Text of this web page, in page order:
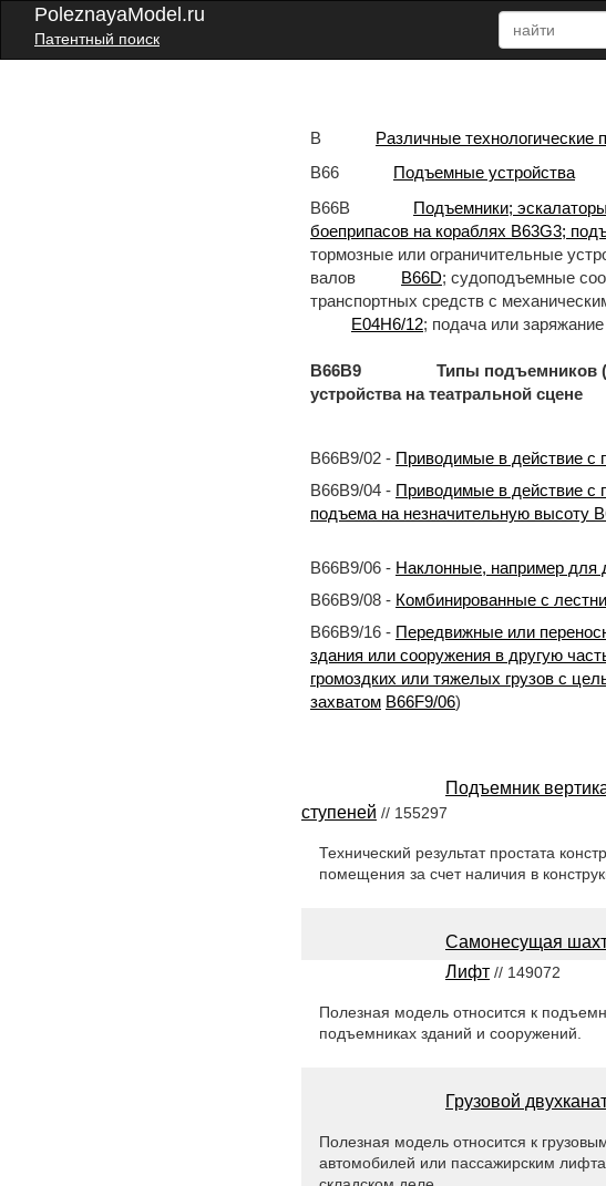
PoleznayaModel.ru
Патентный поиск
B Различные технологические
B66
Подъемные устройства
B66B
Подъемники;
боеприпасов на кораблях B63G3;
тормозные или ограничительные
валов
B66D; судоподъемные
транспортных средств с
E04H6/12; подача или
B66B9 Типы подъемников
устройства на театральной сцене
B66B9/02 - Приводимые в действие с
B66B9/04 - Приводимые в действие с
подъема на незначительную высоту
B66B9/06 - Наклонные, например для
B66B9/08 - Комбинированные с
B66B9/16 - Передвижные или
здания или сооружения в другую
громоздких или тяжелых грузов с
захватом B66F9/06)
Подъемник
ступеней // 155297
Технический результат простата
помещения за счет наличия в
Самонесущая
Лифт // 149072
Полезная модель относится к
подъемниках зданий и сооружений.
Грузовой
Полезная модель относится к
автомобилей или пассажирским